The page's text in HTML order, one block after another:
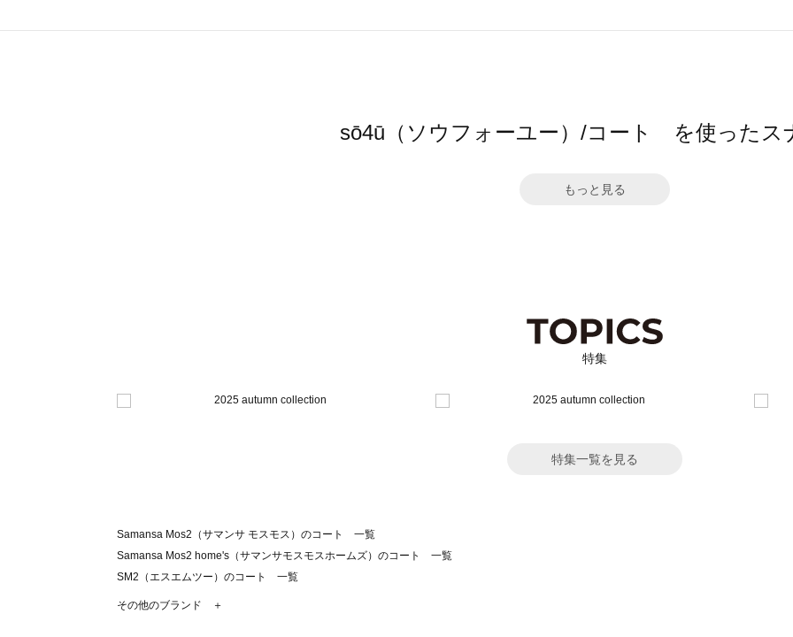
sō4ū（ソウフォーユー）/コート を使ったス
もっと見る
特集
特集一覧を見る
Samansa Mos2（サマンサ モスモス）のコート 一覧
Samansa Mos2 home's（サマンサモスモスホームズ）のコート 一覧
SM2（エスエムツー）のコート 一覧
TSUHARU by Samansa Mos2（ツハルバイサマンサモスモス）のコート 一覧
その他のブランド ＋